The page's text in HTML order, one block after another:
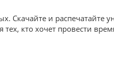
Скачайте и
кто хочет провести